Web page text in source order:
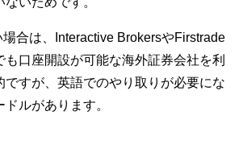
合は、Interactive BrokersやFirstrade
も口座開設が可能な海外証券会社を利
ですが、英語でのやり取りが必要にな
ルがあります。